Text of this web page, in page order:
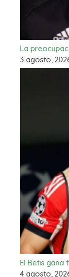
La
3 agosto,
El Betis gana
4 agosto,